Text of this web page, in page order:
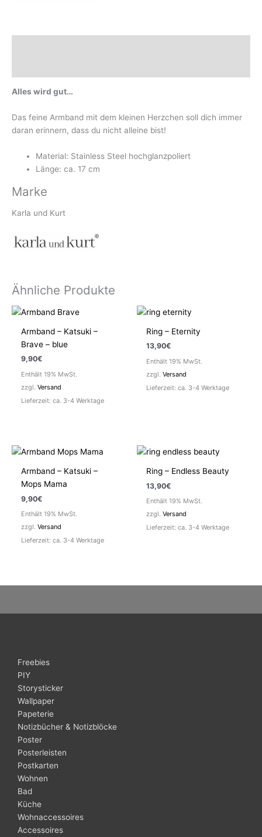
Alles wird gut…
Das feine Armband mit dem kleinen Herzchen soll dich immer
daran erinnern, dass du nicht alleine bist!
Material: Stainless Steel hochglanzpoliert
Länge: ca. 17 cm
Marke
Karla und Kurt
Ähnliche Produkte
Armband – Katsuki –
Brave – blue
9,90€
Enthält 19% MwSt.
zzgl.Versand
Lieferzeit: ca. 3-4 Werktage
Ring – Eternity
13,90€
Enthält 19% MwSt.
zzgl.Versand
Lieferzeit: ca. 3-4 Werktage
Armband – Katsuki –
Mops Mama
9,90€
Enthält 19% MwSt.
zzgl.Versand
Lieferzeit: ca. 3-4 Werktage
Ring – Endless Beauty
13,90€
Enthält 19% MwSt.
zzgl.Versand
Lieferzeit: ca. 3-4 Werktage
Freebies
PIY
Storysticker
Wallpaper
Papeterie
Notizbücher & Notizblöcke
Poster
Posterleisten
Postkarten
Wohnen
Bad
Küche
Wohnaccessoires
Accessoires